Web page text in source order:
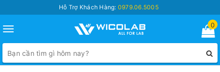
Hỗ Trợ Khách Hàng: 0979.06.5005
Toggle
navigation
0